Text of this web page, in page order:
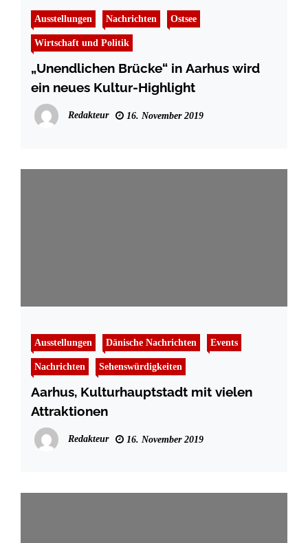
Ausstellungen Nachrichten Ostsee
Wirtschaft und Politik
„Unendlichen Brücke“ in Aarhus wird
ein neues Kultur-Highlight
Redakteur 16. November 2019
Ausstellungen Dänische Nachrichten Events
Nachrichten Sehenswürdigkeiten
Aarhus, Kulturhauptstadt mit vielen
Attraktionen
Redakteur 16. November 2019